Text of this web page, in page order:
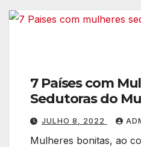
7 Países com
Sedutoras do
JULHO 8, 2022
Mulheres bonitas, ao